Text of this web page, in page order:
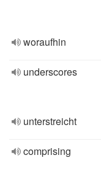
woraufhin
underscores
unterstreicht
comprising